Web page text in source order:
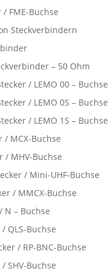
/ FME-Buchse
Steckverbindern
– 50 Ohm
/ LEMO 00 – Buchse
/ LEMO 0S – Buchse
/ LEMO 1S – Buchse
/ MCX-Buchse
/ MHV-Buchse
/ Mini-UHF-Buchse
/ MMCX-Buchse
N – Buchse
/ QLS-Buchse
/ RP-BNC-Buchse
SHV-Buchse